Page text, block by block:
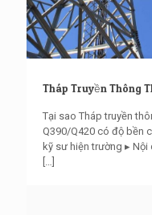
Tháp Truyền Thông
Tại sao Tháp truyền
Q390/Q420 có độ bền
kỹ sư hiện trường ▸ Nội
[…]